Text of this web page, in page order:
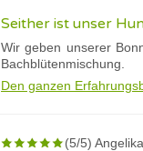
Seither ist unser
Wir geben unserer
Bachblütenmischung.
Den ganzen
(5/5) Angelika